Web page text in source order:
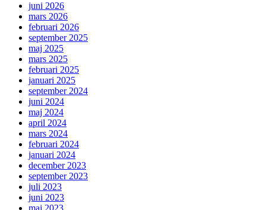
juni 2026
mars 2026
februari 2026
september 2025
maj 2025
mars 2025
februari 2025
januari 2025
september 2024
juni 2024
maj 2024
april 2024
mars 2024
februari 2024
januari 2024
december 2023
september 2023
juli 2023
juni 2023
maj 2023